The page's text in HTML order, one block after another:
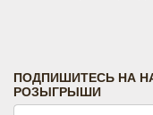
ПОДПИШИТЕСЬ НА
РОЗЫГРЫШИ